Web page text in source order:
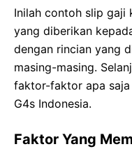
Inilah contoh slip gaji
yang diberikan
dengan rincian yang
masing-masing.
faktor-faktor apa
G4s Indonesia.
Faktor Yang